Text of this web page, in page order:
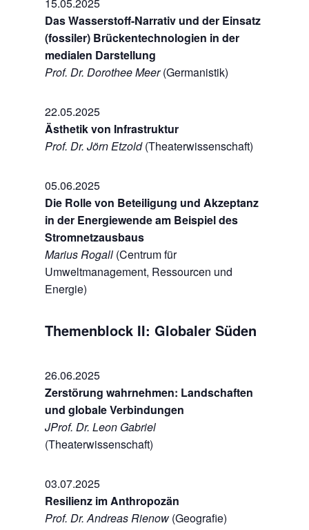
Das Wasserstoff-Narrativ und der Einsatz
(fossiler) Brückentechnologien in der
medialen Darstellung
Prof. Dr. Dorothee Meer(Germanistik)
22.05.2025
Ästhetik von Infrastruktur
Prof. Dr. Jörn Etzold(Theaterwissenschaft)
05.06.2025
Die Rolle von Beteiligung und Akzeptanz
in der Energiewende am Beispiel des
Stromnetzausbaus
Marius Rogall(Centrum für
Umweltmanagement, Ressourcen und
Energie)
Themenblock II: Globaler Süden
26.06.2025
Zerstörung wahrnehmen: Landschaften
und globale Verbindungen
JProf. Dr. Leon Gabriel
(Theaterwissenschaft)
03.07.2025
Resilienz im Anthropozän
Prof. Dr. Andreas Rienow(Geografie)